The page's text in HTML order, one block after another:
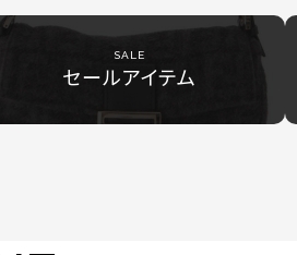
SALE
セールアイテム